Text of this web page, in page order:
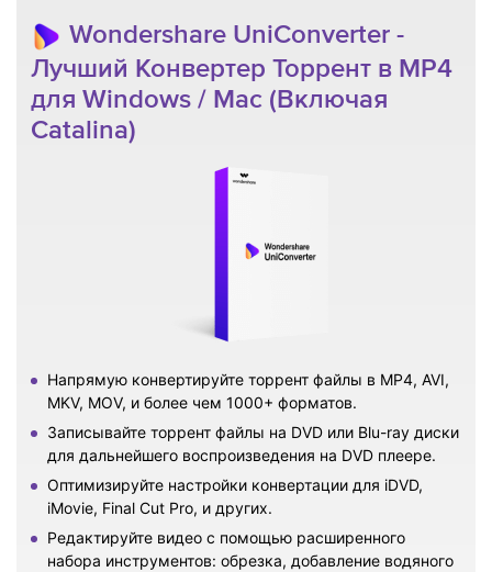
Wondershare UniConverter -
Лучший Конвертер Торрент в MP4
для Windows / Mac (Включая
Catalina)
Напрямую конвертируйте торрент файлы в MP4, AVI,
MKV, MOV, и более чем 1000+ форматов.
Записывайте торрент файлы на DVD или Blu-ray диски
для дальнейшего воспроизведения на DVD плеере.
Оптимизируйте настройки конвертации для iDVD,
iMovie, Final Cut Pro, и других.
Редактируйте видео с помощью расширенного
набора инструментов: обрезка, добавление водяного